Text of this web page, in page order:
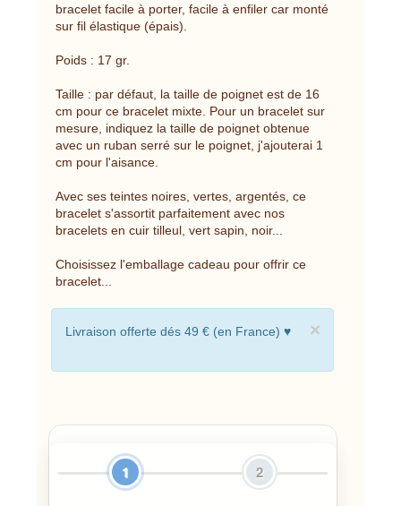
bracelet facile à porter, facile à enfiler car monté
sur fil élastique (épais).
Poids : 17 gr.
Taille : par défaut, la taille de poignet est de 16
cm pour ce bracelet mixte. Pour un bracelet sur
mesure, indiquez la taille de poignet obtenue
avec un ruban serré sur le poignet, j'ajouterai 1
cm pour l'aisance.
Avec ses teintes noires, vertes, argentés, ce
bracelet s'assortit parfaitement avec nos
bracelets en cuir tilleul, vert sapin, noir...
Choisissez l'emballage cadeau pour offrir ce
bracelet...
×
Livraison offerte dés 49 € (en France) ♥
1 2